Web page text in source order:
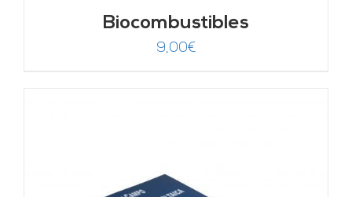
Biocombustibles
9,00€